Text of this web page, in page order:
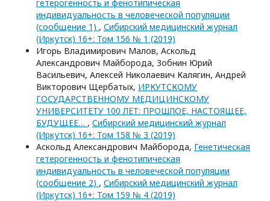
гетерогенность и фенотипическая
индивидуальность в человеческой популяции
(сообщение 1) , Сибирский медицинский журнал
(Иркутск) 16+: Том 156 № 1 (2019)
Игорь Владимирович Малов, Аскольд
Александрович Майборода, Зобнин Юрий
Васильевич, Алексей Николаевич Калягин, Андрей
Викторович Щербатых, ИРКУТСКОМУ
ГОСУДАРСТВЕННОМУ МЕДИЦИНСКОМУ
УНИВЕРСИТЕТУ 100 ЛЕТ: ПРОШЛОЕ, НАСТОЯЩЕЕ,
БУДУЩЕЕ… , Сибирский медицинский журнал
(Иркутск) 16+: Том 158 № 3 (2019)
Аскольд Александрович Майборода, Генетическая
гетерогенность и фенотипическая
индивидуальность в человеческой популяции
(сообщение 2) , Сибирский медицинский журнал
(Иркутск) 16+: Том 159 № 4 (2019)